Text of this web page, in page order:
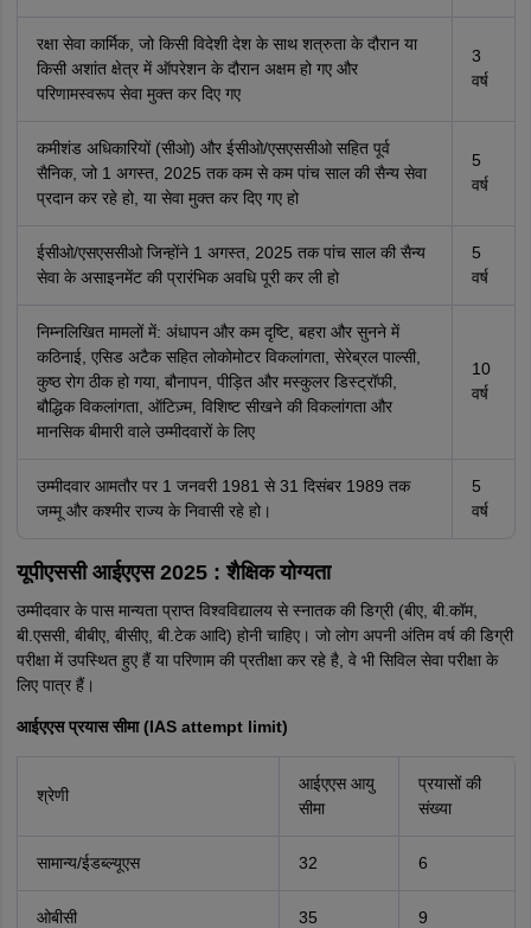
रक्षा सेवा कार्मिक, जो किसी विदेशी देश के साथ शत्रुता के दौरान या
किसी अशांत क्षेत्र में ऑपरेशन के दौरान अक्षम हो गए और
परिणामस्वरूप सेवा मुक्त कर दिए गए
3
वर्ष
कमीशंड अधिकारियों (सीओ) और ईसीओ/एसएससीओ सहित पूर्व
सैनिक, जो 1 अगस्त, 2025 तक कम से कम पांच साल की सैन्य सेवा
प्रदान कर रहे हो, या सेवा मुक्त कर दिए गए हो
5
वर्ष
ईसीओ/एसएससीओ जिन्होंने 1 अगस्त, 2025 तक पांच साल की सैन्य
सेवा के असाइनमेंट की प्रारंभिक अवधि पूरी कर ली हो
5
वर्ष
निम्नलिखित मामलों में: अंधापन और कम दृष्टि, बहरा और सुनने में
कठिनाई, एसिड अटैक सहित लोकोमोटर विकलांगता, सेरेब्रल पाल्सी,
कुष्ठ रोग ठीक हो गया, बौनापन, पीड़ित और मस्कुलर डिस्ट्रॉफी,
बौद्धिक विकलांगता, ऑटिज़्म, विशिष्ट सीखने की विकलांगता और
मानसिक बीमारी वाले उम्मीदवारों के लिए
10
वर्ष
उम्मीदवार आमतौर पर 1 जनवरी 1981 से 31 दिसंबर 1989 तक
जम्मू और कश्मीर राज्य के निवासी रहे हो।
5
वर्ष
यूपीएससी आईएएस 2025 : शैक्षिक योग्यता
उम्मीदवार के पास मान्यता प्राप्त विश्वविद्यालय से स्नातक की डिग्री (बीए, बी.कॉम,
बी.एससी, बीबीए, बीसीए, बी.टेक आदि) होनी चाहिए। जो लोग अपनी अंतिम वर्ष की डिग्री
परीक्षा में उपस्थित हुए हैं या परिणाम की प्रतीक्षा कर रहे है, वे भी सिविल सेवा परीक्षा के
लिए पात्र हैं।
आईएएस प्रयास सीमा (IAS attempt limit)
श्रेणी
आईएएस आयु
सीमा
प्रयासों की
संख्या
सामान्य/ईडब्ल्यूएस 32 6
ओबीसी 35 9